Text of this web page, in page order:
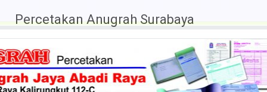
Percetakan Anugrah Surabaya